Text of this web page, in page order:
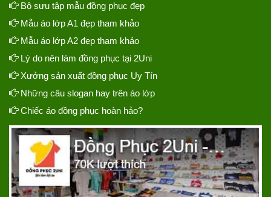
Bộ sưu tập mẫu đồng phục đẹp
Mẫu áo lớp A1 đẹp tham khảo
Mẫu áo lớp A2 đẹp tham khảo
Lý do nên làm đồng phục tại 2Uni
Xưởng sản xuất đồng phục Uy Tín
Những câu slogan hay trên áo lớp
Chiếc áo đồng phục hoàn hảo?